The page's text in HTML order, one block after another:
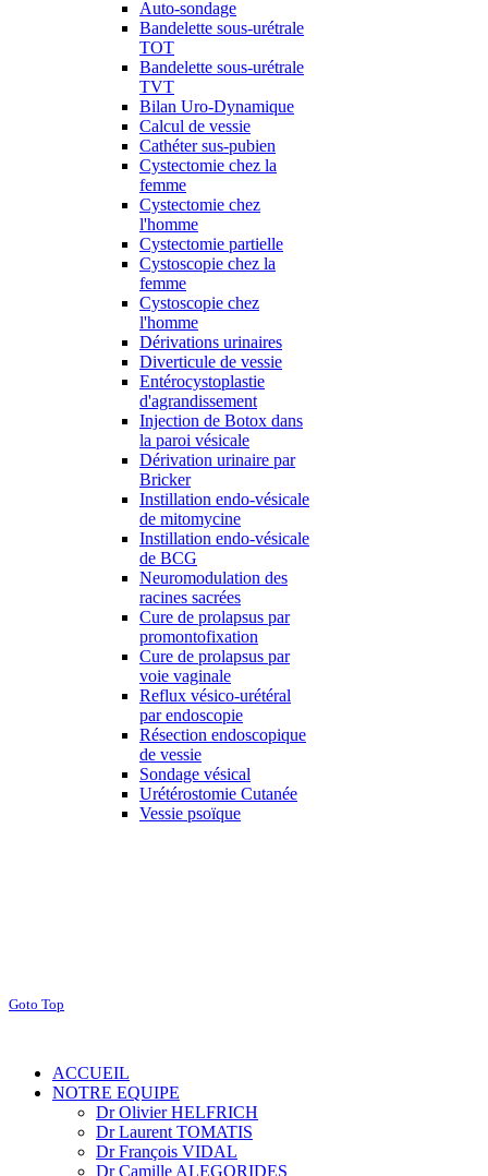
Auto-sondage
Bandelette sous-urétrale
TOT
Bandelette sous-urétrale
TVT
Bilan Uro-Dynamique
Calcul de vessie
Cathéter sus-pubien
Cystectomie chez la
femme
Cystectomie chez
l'homme
Cystectomie partielle
Cystoscopie chez la
femme
Cystoscopie chez
l'homme
Dérivations urinaires
Diverticule de vessie
Entérocystoplastie
d'agrandissement
Injection de Botox dans
la paroi vésicale
Dérivation urinaire par
Bricker
Instillation endo-vésicale
de mitomycine
Instillation endo-vésicale
de BCG
Neuromodulation des
racines sacrées
Cure de prolapsus par
promontofixation
Cure de prolapsus par
voie vaginale
Reflux vésico-urétéral
par endoscopie
Résection endoscopique
de vessie
Sondage vésical
Urétérostomie Cutanée
Vessie psoïque
Goto Top
ACCUEIL
NOTRE EQUIPE
Dr Olivier HELFRICH
Dr Laurent TOMATIS
Dr François VIDAL
Dr Camille ALEGORIDES